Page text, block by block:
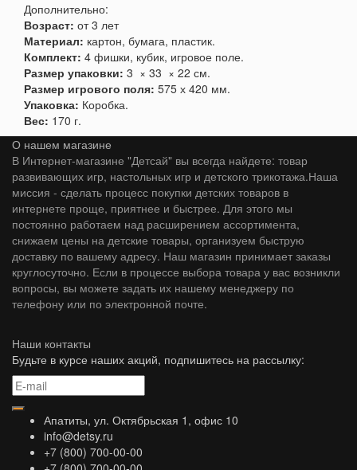
Дополнительно:
Возраст: от 3 лет
Материал: картон, бумага, пластик.
Комплект: 4 фишки, кубик, игровое поле.
Размер упаковки: 3 × 33 × 22 см.
Размер игрового поля: 575 х 420 мм.
Упаковка: Коробка.
Вес: 170 г.
О нашем магазине
В Интернет-магазине "Детсай" вы всегда найдете: товар
развивающих игр, настольных игр и детского трикотажа.Наша
миссия - сделать процесс покупки детских товаров в
интернете проще, приятнее и быстрее. Для этого мы
постоянно работаем над расширением ассортимента,
снижаем цены на детские товары, организуем быструю
доставку по вашему адресу. Наш магазин принимает заказы
круглосуточно. Если в процессе выбора товара у вас возникли
вопросы, вы можете задать их нашему менеджеру по
телефону или по электронной почте.
Наши контакты
Будьте в курсе наших акций, подпишитесь на рассылку:
Апатиты, ул. Октябрьская 1, офис 10
info@detsy.ru
+7 (800) 700-00-00